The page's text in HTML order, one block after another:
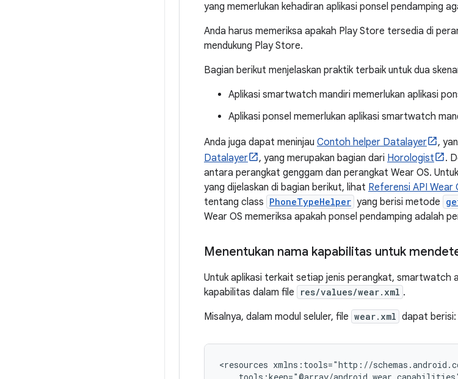
yang memerlukan kehadiran aplikasi ponsel pendamping
Anda harus memeriksa apakah Play Store tersedia di
mendukung Play Store.
Bagian berikut menjelaskan praktik terbaik untuk dua
Aplikasi smartwatch mandiri memerlukan aplikasi
Aplikasi ponsel memerlukan aplikasi smartwatch
Anda juga dapat meninjau Contoh helper Datalayer ,
Datalayer
, yang merupakan bagian dari Horologist
.
antara perangkat genggam dan perangkat Wear OS.
yang dijelaskan di bagian berikut, lihat Referensi API Wear
tentang class PhoneTypeHelper yang berisi metode
Wear OS memeriksa apakah ponsel pendamping adalah
Menentukan nama kapabilitas untuk
Untuk aplikasi terkait setiap jenis perangkat, smartwatch
kapabilitas dalam file
res/values/wear.xml .
Misalnya, dalam modul seluler, file wear.xml dapat berisi:
<resources